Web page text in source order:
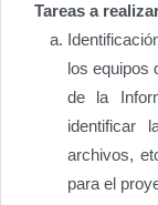
Tareas a
los equipos
de la
identificar
archivos,
para el